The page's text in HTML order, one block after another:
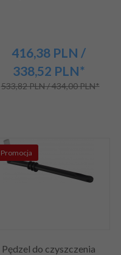
416,38 PLN /
338,52 PLN*
533,82 PLN / 434,00 PLN*
Promocja
Pędzel do czyszczenia